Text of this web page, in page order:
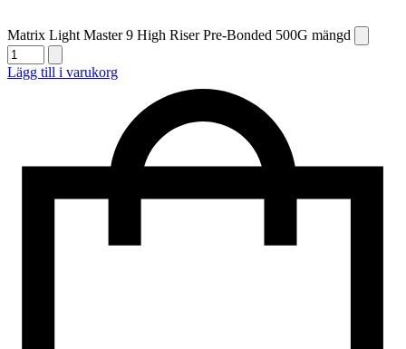
Matrix Light Master 9 High Riser Pre-Bonded 500G mängd
Lägg till i varukorg